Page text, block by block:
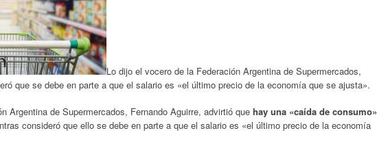
Lo dijo el vocero de la Federación Argentina de Supermercados,
que se debe en parte a que el salario es «el último precio de la economía que se ajusta».
Argentina de Supermercados, Fernando Aguirre, advirtió que hay una «caída de consumo»
consideró que ello se debe en parte a que el salario es «el último precio de la economía